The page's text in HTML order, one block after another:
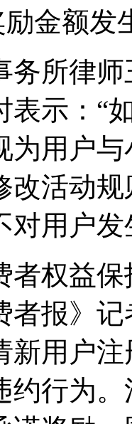
励金额发
务所律
表示：“
为用户
改活动
对用户
者权益
者报》
新用户
约行为